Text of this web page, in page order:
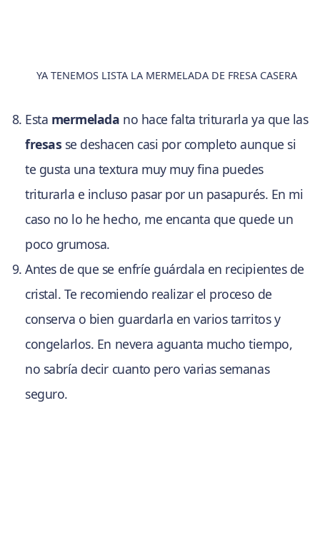
YA TENEMOS LISTA LA MERMELADA DE FRESA CASERA
Esta mermelada no hace falta triturarla ya que las
fresas se deshacen casi por completo aunque si
te gusta una textura muy muy fina puedes
triturarla e incluso pasar por un pasapurés. En mi
caso no lo he hecho, me encanta que quede un
poco grumosa.
Antes de que se enfríe guárdala en recipientes de
cristal. Te recomiendo realizar el proceso de
conserva o bien guardarla en varios tarritos y
congelarlos. En nevera aguanta mucho tiempo,
no sabría decir cuanto pero varias semanas
seguro.